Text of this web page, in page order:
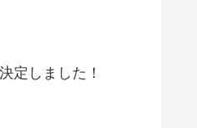
定しました！